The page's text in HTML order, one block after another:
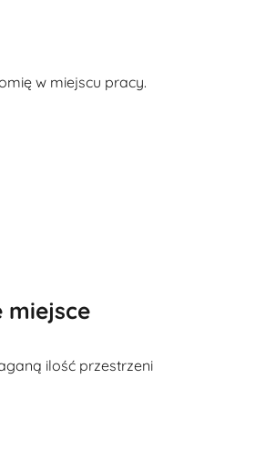
w miejscu pracy.
miejsce
ilość przestrzeni